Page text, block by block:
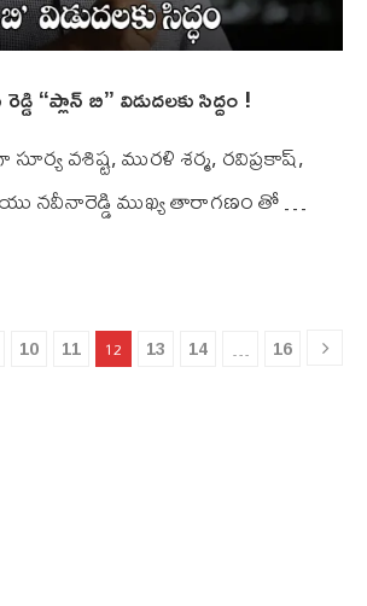
“ప్లాన్ బి” విడుదలకు సిద్దం !
వశిష్ట, మురళి శర్మ, రవిప్రకాష్,
నవీనారెడ్డి ముఖ్య తారాగణం తో …
10 11 12 13 14 … 16